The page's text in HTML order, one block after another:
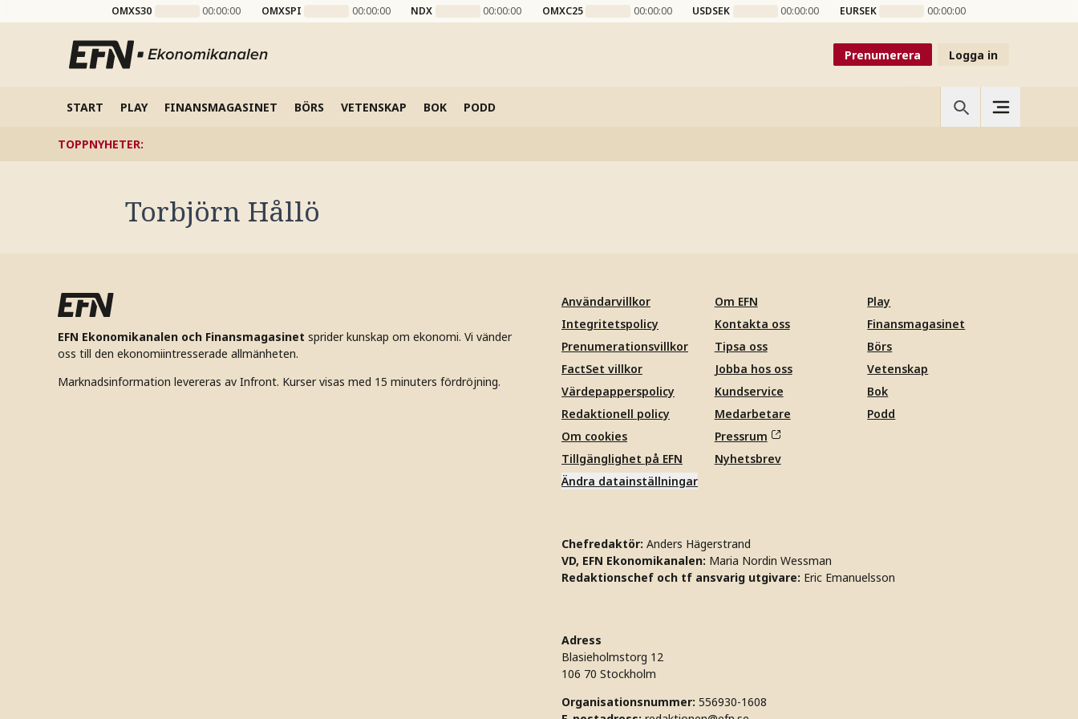
OMXS30 00:00:00 OMXSPI 00:00:00 NDX 00:00:00 OMXC25 00:00:00 USDSEK 00:00:00 EURSEK 00:00:00
Prenumerera Logga in
START PLAY FINANSMAGASINET BÖRS VETENSKAP BOK PODD
TOPPNYHETER:
Torbjörn Hållö
EFN Ekonomikanalen och Finansmagasinet sprider kunskap om ekonomi. Vi vänder
oss till den ekonomiintresserade allmänheten.
Marknadsinformation levereras av Infront. Kurser visas med 15 minuters fördröjning.
Användarvillkor
Integritetspolicy
Prenumerationsvillkor
FactSet villkor
Värdepapperspolicy
Redaktionell policy
Om cookies
Tillgänglighet på EFN
Ändra datainställningar
Om EFN
Kontakta oss
Tipsa oss
Jobba hos oss
Kundservice
Medarbetare
Pressrum
Nyhetsbrev
Play
Finansmagasinet
Börs
Vetenskap
Bok
Podd
Chefredaktör: Anders Hägerstrand
VD, EFN Ekonomikanalen: Maria Nordin Wessman
Redaktionschef och tf ansvarig utgivare: Eric Emanuelsson
Adress
Blasieholmstorg 12
106 70 Stockholm
Organisationsnummer: 556930-1608